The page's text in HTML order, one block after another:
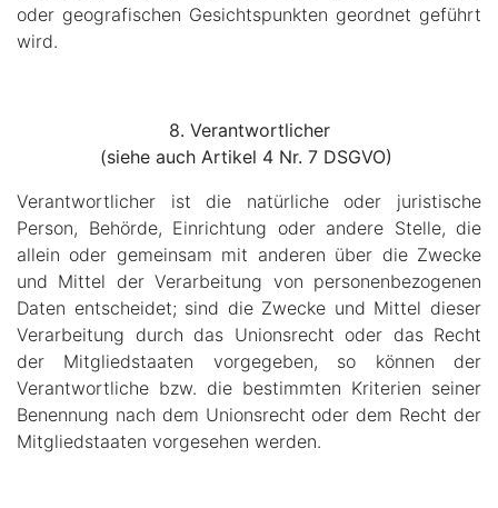
oder geografischen Gesichtspunkten geordnet geführt
wird.
8. Verantwortlicher
(siehe auch Artikel 4 Nr. 7 DSGVO)
Verantwortlicher ist die natürliche oder juristische
Person, Behörde, Einrichtung oder andere Stelle, die
allein oder gemeinsam mit anderen über die Zwecke
und Mittel der Verarbeitung von personenbezogenen
Daten entscheidet; sind die Zwecke und Mittel dieser
Verarbeitung durch das Unionsrecht oder das Recht
der Mitgliedstaaten vorgegeben, so können der
Verantwortliche bzw. die bestimmten Kriterien seiner
Benennung nach dem Unionsrecht oder dem Recht der
Mitgliedstaaten vorgesehen werden.